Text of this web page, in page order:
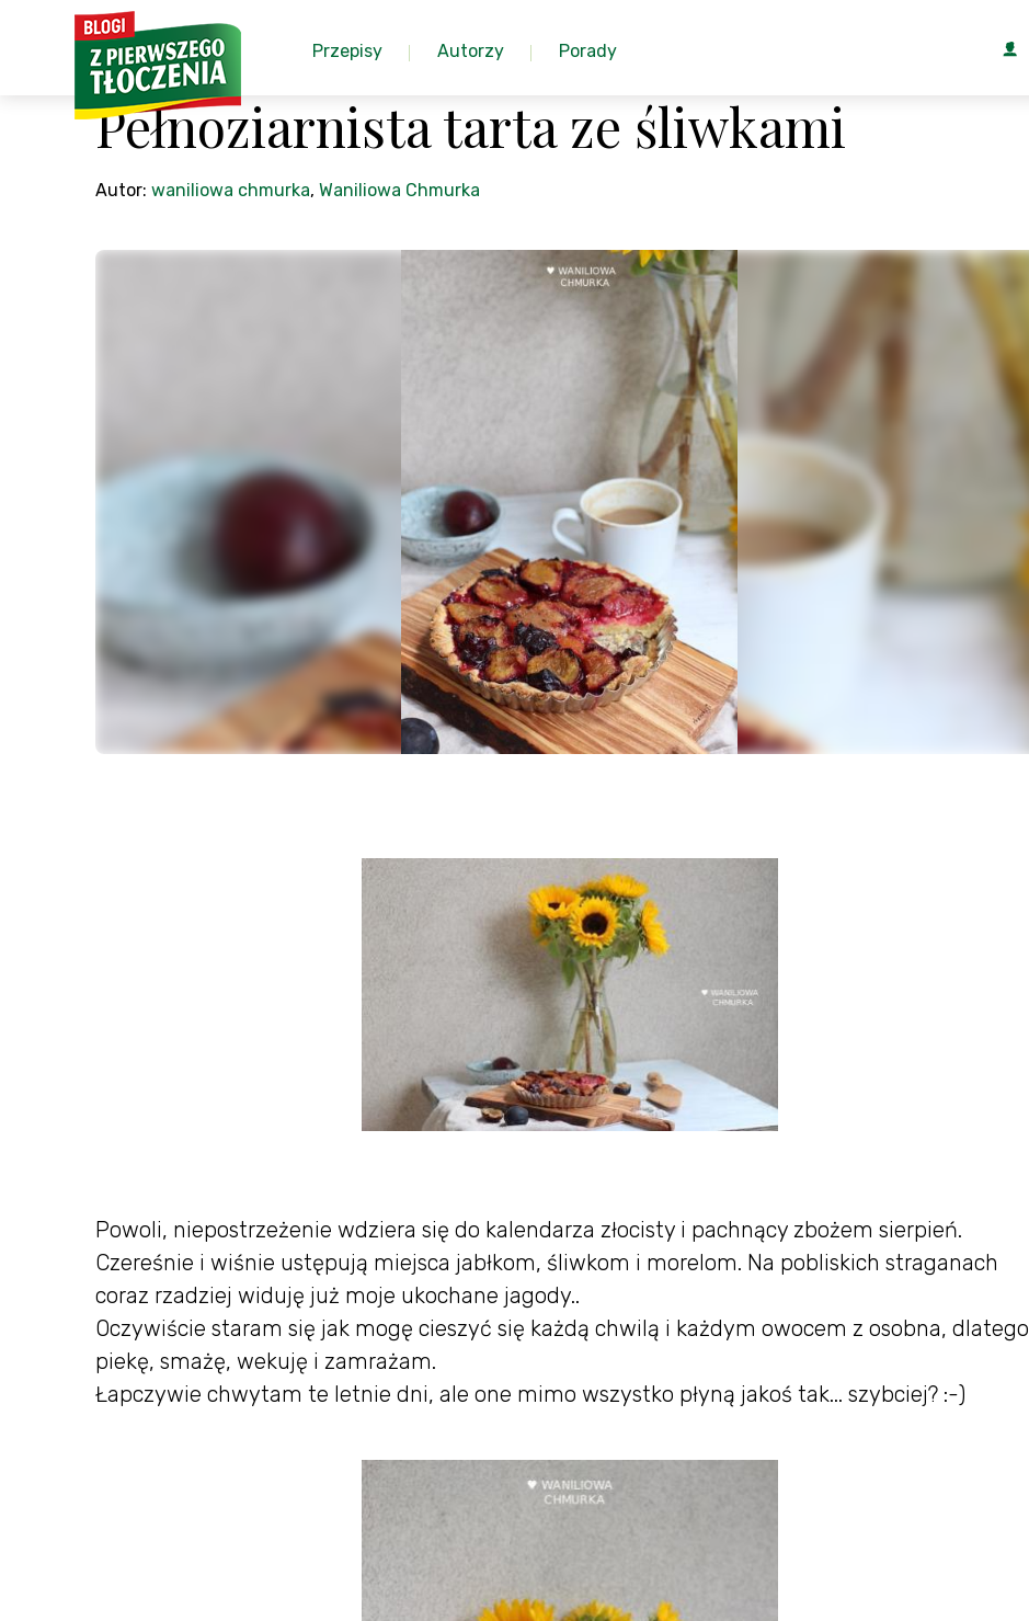
Przepisy Autorzy Porady
Pełnoziarnista tarta ze śliwkami
Autor: waniliowa chmurka, Waniliowa Chmurka
Powoli, niepostrzeżenie wdziera się do kalendarza złocisty i pachnący zbożem sierpień.
Czereśnie i wiśnie ustępują miejsca jabłkom, śliwkom i morelom. Na pobliskich straganach
coraz rzadziej widuję już moje ukochane jagody..
Oczywiście staram się jak mogę cieszyć się każdą chwilą i każdym owocem z osobna, dlatego
piekę, smażę, wekuję i zamrażam.
Łapczywie chwytam te letnie dni, ale one mimo wszystko płyną jakoś tak... szybciej? :-)